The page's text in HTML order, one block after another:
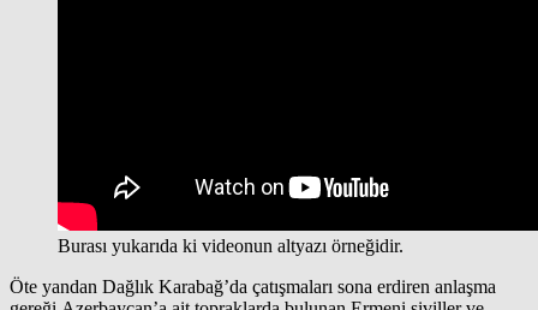
Burası yukarıda ki videonun altyazı örneğidir.
Öte yandan Dağlık Karabağ’da çatışmaları sona erdiren anlaşma